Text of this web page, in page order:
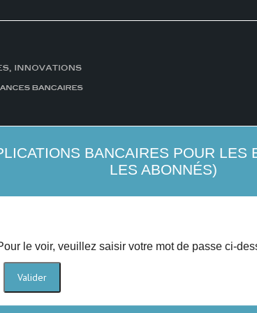
BANCAIRES POUR
LES ABONNÉS)
le voir, veuillez saisir votre mot de passe ci-